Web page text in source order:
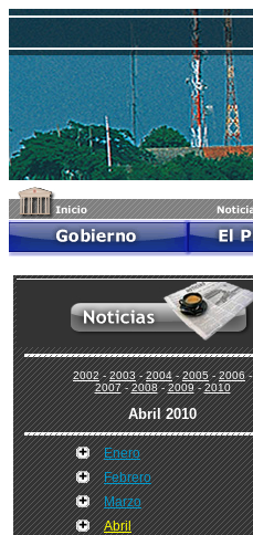
2002-2003-2004-2005-2006-
2007-2008-2009-2010
Abril 2010
Enero
Febrero
Marzo
Abril